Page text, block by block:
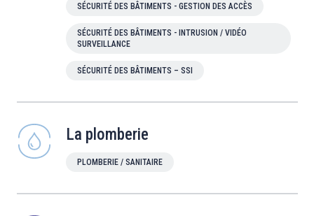
SÉCURITÉ DES BÂTIMENTS - GESTION DES ACCÈS
SÉCURITÉ DES BÂTIMENTS - INTRUSION / VIDÉO
SURVEILLANCE
SÉCURITÉ DES BÂTIMENTS – SSI
La plomberie
PLOMBERIE / SANITAIRE